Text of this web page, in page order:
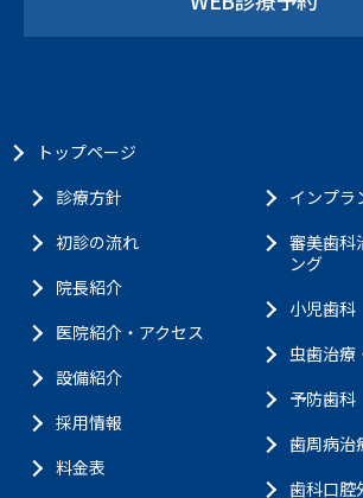
トップページ
診療方針
初診の流れ
院長紹介
医院紹介・アクセス
設備紹介
採用情報
料金表
インプラ
審美歯科
ング
小児歯科
虫歯治療
予防歯科
歯周病治
歯科口腔